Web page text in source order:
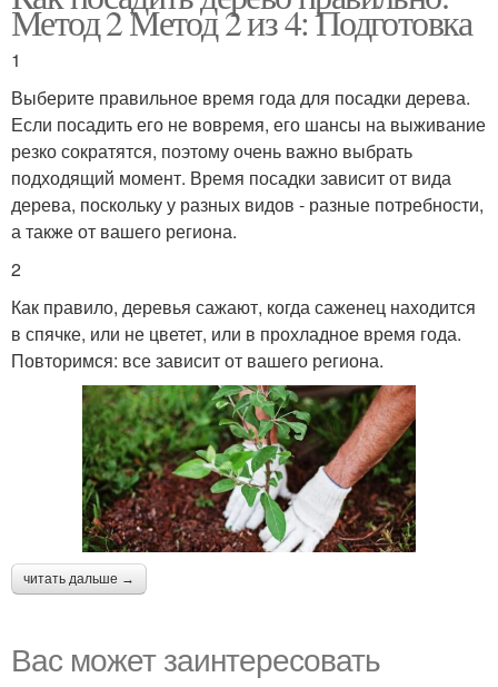
Метод 2 Метод 2 из 4: Подготовка
1
Выберите правильное время года для посадки дерева.
Если посадить его не вовремя, его шансы на выживание
резко сократятся, поэтому очень важно выбрать
подходящий момент. Время посадки зависит от вида
дерева, поскольку у разных видов - разные потребности,
а также от вашего региона.
2
Как правило, деревья сажают, когда саженец находится
в спячке, или не цветет, или в прохладное время года.
Повторимся: все зависит от вашего региона.
читать дальше →
Вас может заинтересовать